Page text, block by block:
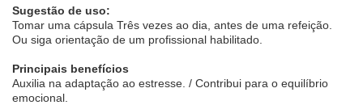
Sugestão de uso:
Tomar uma cápsula Três vezes ao dia, antes de uma refeição.
Ou siga orientação de um profissional habilitado.
Principais benefícios
Auxilia na adaptação ao estresse. / Contribui para o equilíbrio
emocional.